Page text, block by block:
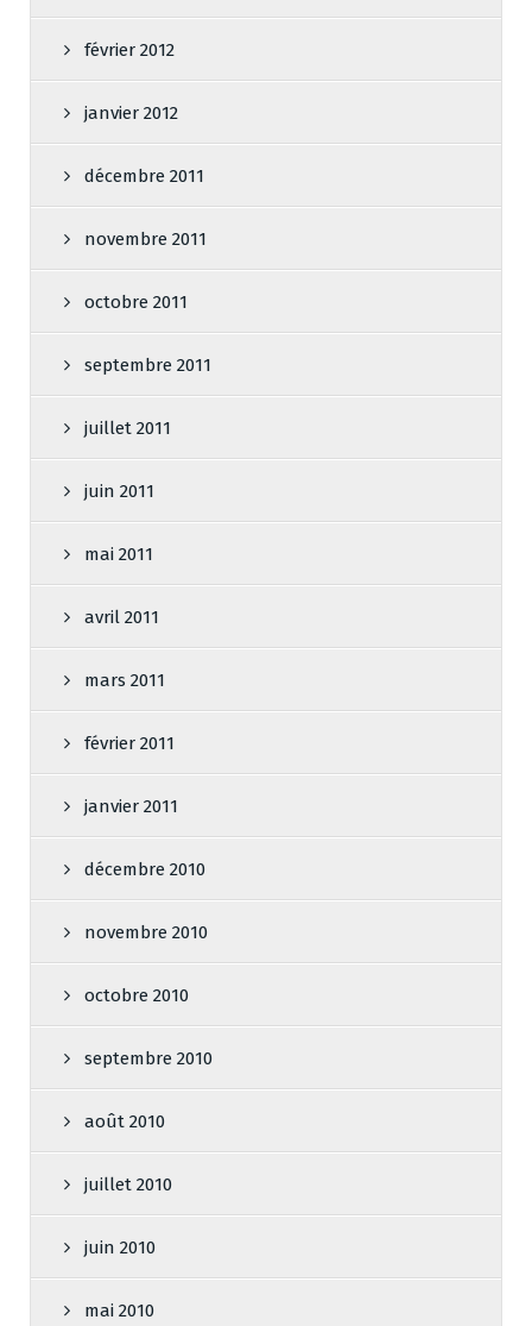
février 2012
janvier 2012
décembre 2011
novembre 2011
octobre 2011
septembre 2011
juillet 2011
juin 2011
mai 2011
avril 2011
mars 2011
février 2011
janvier 2011
décembre 2010
novembre 2010
octobre 2010
septembre 2010
août 2010
juillet 2010
juin 2010
mai 2010